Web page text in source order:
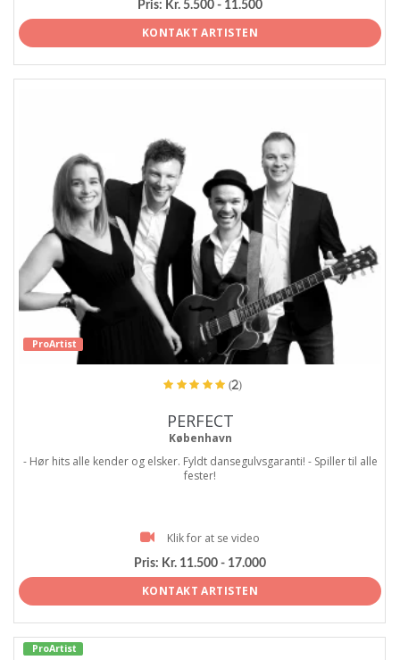
Pris: Kr. 5.500 - 11.500
KONTAKT ARTISTEN
ProArtist
(2)
PERFECT
København
- Hør hits alle kender og elsker. Fyldt dansegulvsgaranti! - Spiller til alle
fester!
Klik for at se video
Pris: Kr. 11.500 - 17.000
KONTAKT ARTISTEN
ProArtist